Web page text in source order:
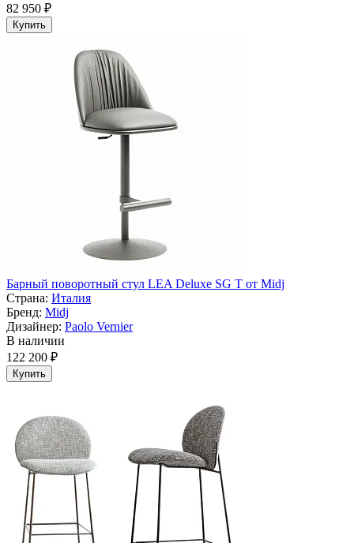
82 950 ₽
Купить
Барный поворотный стул LEA Deluxe SG T от Midj
Страна: Италия
Бренд: Midj
Дизайнер: Paolo Vernier
В наличии
122 200 ₽
Купить